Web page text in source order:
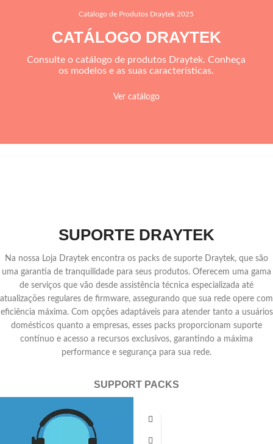
Catálogo de Produtos Draytek 2025
CATÁLOGO DRAYTEK
Consulte o catálogo de produtos Draytek. Conheça
os modelos e as suas características.
Ver catálogo
SUPORTE DRAYTEK
Na nossa Loja Draytek encontra os packs de suporte Draytek, que são
uma garantia de tranquilidade para seus produtos. Oferecem uma gama
de serviços que vão desde assistência técnica especializada até
atualizações regulares de firmware, assegurando que sua rede opere com
eficiência máxima. Com opções adaptáveis para atender tanto a usuários
domésticos quanto a empresas, esses packs proporcionam suporte
contínuo e acesso a recursos exclusivos, garantindo a máxima
performance e segurança para sua rede.
SUPPORT PACKS